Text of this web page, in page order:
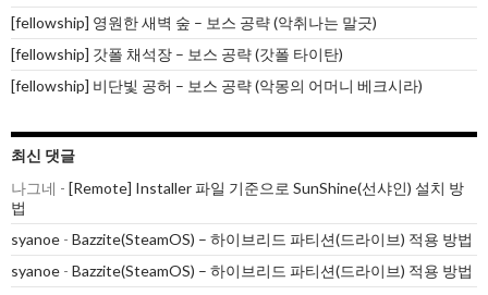
[fellowship] 영원한 새벽 숲 – 보스 공략 (악취나는 말긋)
[fellowship] 갓폴 채석장 – 보스 공략 (갓폴 타이탄)
[fellowship] 비단빛 공허 – 보스 공략 (악몽의 어머니 베크시라)
최신 댓글
나그네 - [Remote] Installer 파일 기준으로 SunShine(선샤인) 설치 방
법
syanoe - Bazzite(SteamOS) – 하이브리드 파티션(드라이브) 적용 방법
syanoe - Bazzite(SteamOS) – 하이브리드 파티션(드라이브) 적용 방법